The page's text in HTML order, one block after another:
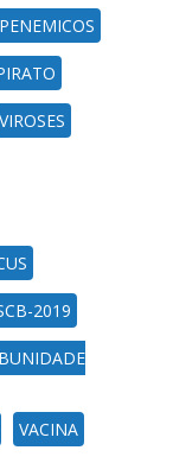
VIROSES
2019
VACINA